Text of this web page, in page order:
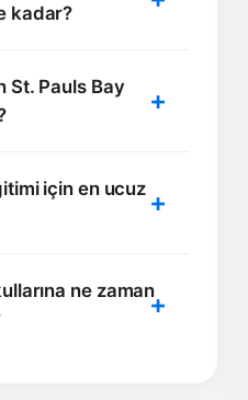
kadar?
St. Pauls Bay
için en ucuz
ne zaman